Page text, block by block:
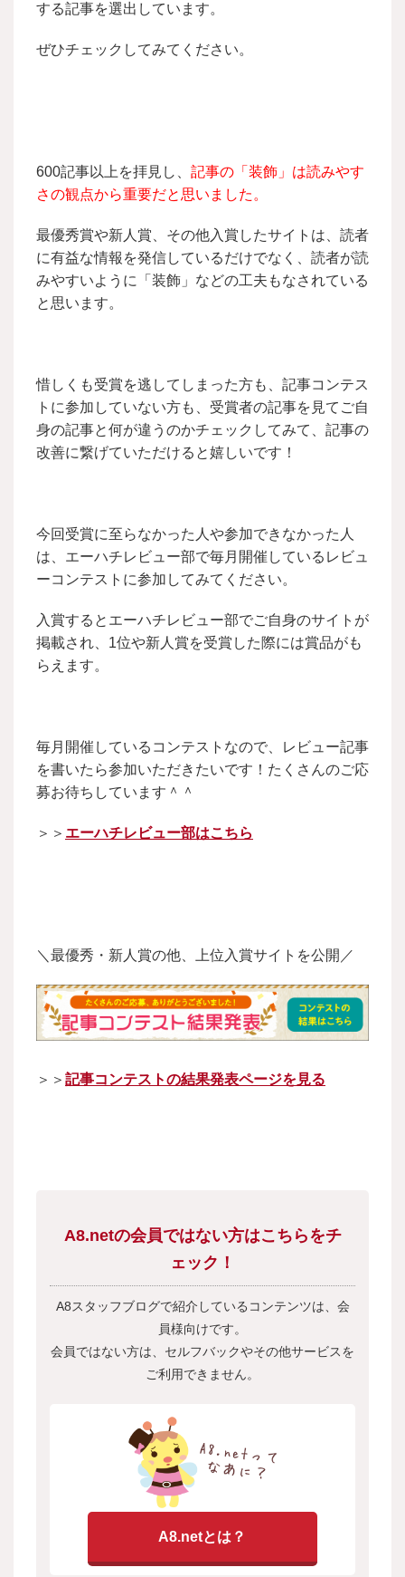
する記事を選出しています。
ぜひチェックしてみてください。
600記事以上を拝見し、 記事の「装飾」は読みやす
さの観点から重要だと思いました。
最優秀賞や新人賞、その他入賞したサイトは、読者
に有益な情報を発信しているだけでなく、読者が読
みやすいように「装飾」などの工夫もなされている
と思います。
惜しくも受賞を逃してしまった方も、記事コンテス
トに参加していない方も、受賞者の記事を見てご自
身の記事と何が違うのかチェックしてみて、記事の
改善に繋げていただけると嬉しいです！
今回受賞に至らなかった人や参加できなかった人
は、エーハチレビュー部で毎月開催しているレビュ
ーコンテストに参加してみてください。
入賞するとエーハチレビュー部でご自身のサイトが
掲載され、1位や新人賞を受賞した際には賞品がも
らえます。
毎月開催しているコンテストなので、レビュー記事
を書いたら参加いただきたいです！たくさんのご応
募お待ちしています＾＾
＞＞ エーハチレビュー部はこちら
＼最優秀・新人賞の他、上位入賞サイトを公開／
＞＞ 記事コンテストの結果発表ページを見る
A8.netの会員ではない方はこちらをチ
ェック！
A8スタッフブログで紹介しているコンテンツは、会
員様向けです。
会員ではない方は、セルフバックやその他サービスを
ご利用できません。
A8.netとは？